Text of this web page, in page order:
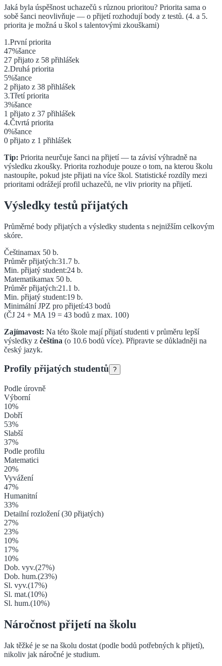
Jaká byla úspěšnost uchazečů s různou prioritou? Priorita sama o
sobě šanci neovlivňuje — o přijetí rozhodují body z testů. (4. a 5.
priorita je možná u škol s talentovými zkouškami)
1 .Prvnípriorita
47%šance
27 přijato z 58 přihlášek
2.Druhá priorita
5%šance
2 přijato z 38 přihlášek
3.Třetípriorita
3%šance
1 přijato z 37 přihlášek
4.Čtvrtá priorita
0%šance
0 přijato z 1 přihlášek
Tip: Priorita neurčuje šanci na přijetí — ta závisí výhradně na
výsledku zkoušky. Priorita rozhoduje pouze o tom, na kterou školu
nastoupíte, pokud jste přijati na více škol. Statistické rozdíly mezi
prioritami odrážejí profil uchazečů, ne vliv priority na přijetí.
Výsledky testů přijatých
Průměrné body přijatých a výsledky studenta s nejnižším celkovým
skóre.
Češtinamax 50 b.
Průměr přijatých:31.7 b.
Min. přijatý student:24 b.
Matematikamax 50 b.
Průměr přijatých:21.1 b.
Min. přijatý student:19 b.
Minimální JPZ pro přijetí:43 bodů
(ČJ 24 + MA 19 = 43 bodů z max. 100)
Zajímavost: Na této škole mají přijatí studenti v průměru lepší
výsledky z čeština (o 10.6 bodů více). Připravte se důkladněji na
český jazyk.
Profily přijatých studentů ?
Podle úrovně
Výborní
10%
Dobří
53%
Slabší
37%
Podle profilu
Matematici
20%
Vyvážení
47%
Humanitní
33%
Detailní rozložení (30 přijatých)
27%
23%
10%
17%
10%
Dob. vyv.(27%)
Dob. hum.(23%)
Sl. vyv.(17%)
Sl. mat.(10%)
Sl. hum.(10%)
Náročnost přijetí na školu
Jak těžké je se na školu dostat (podle bodů potřebných k přijetí),
nikoliv jak náročné je studium.